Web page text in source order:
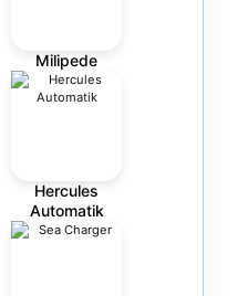
Milipede
Hercules
Automatik